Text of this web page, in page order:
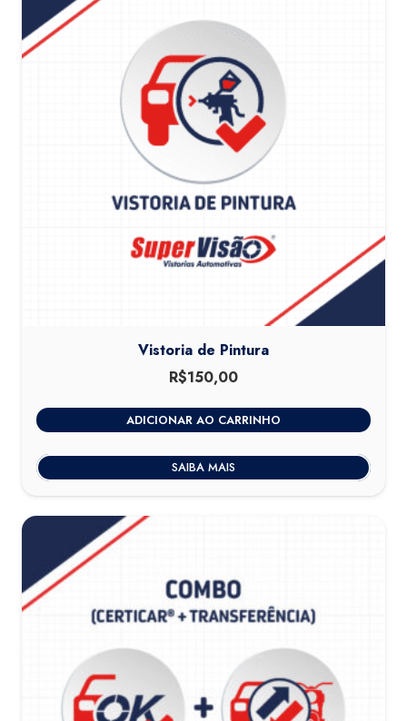
Vistoria de Pintura
R$150,00
ADICIONAR AO CARRINHO
SAIBA MAIS